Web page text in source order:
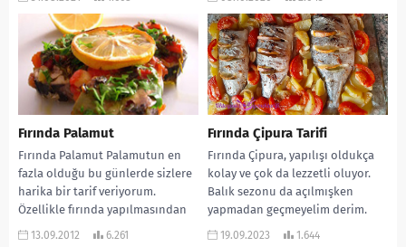
Fırında Palamut
Fırında Palamut Palamutun en
fazla olduğu bu günlerde sizlere
harika bir tarif veriyorum.
Özellikle fırında yapılmasından
dolayı da oldukça hafif....
13.09.2012 6.261
Fırında Çipura Tarifi
Fırında Çipura, yapılışı oldukça
kolay ve çok da lezzetli oluyor.
Balık sezonu da açılmışken
yapmadan geçmeyelim derim.
Hem sağlıklı, hem...
19.09.2023 1.644